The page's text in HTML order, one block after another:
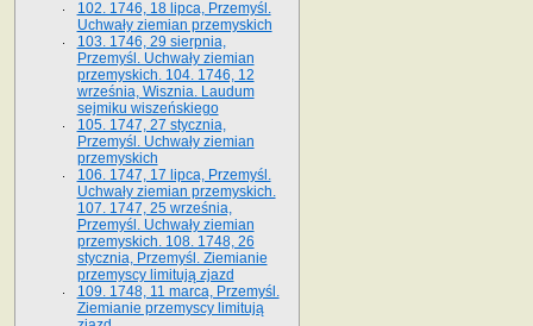
102. 1746, 18 lipca, Przemyśl.
Uchwały ziemian przemyskich
103. 1746, 29 sierpnia,
Przemyśl. Uchwały ziemian
przemyskich. 104. 1746, 12
września, Wisznia. Laudum
sejmiku wiszeńskiego
105. 1747, 27 stycznia,
Przemyśl. Uchwały ziemian
przemyskich
106. 1747, 17 lipca, Przemyśl.
Uchwały ziemian przemyskich.
107. 1747, 25 września,
Przemyśl. Uchwały ziemian
przemyskich. 108. 1748, 26
stycznia, Przemyśl. Ziemianie
przemyscy limitują zjazd
109. 1748, 11 marca, Przemyśl.
Ziemianie przemyscy limitują